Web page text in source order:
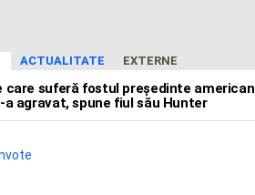
ACTUALITATE EXTERNE
care suferă fostul președinte american
a agravat, spune fiul său Hunter